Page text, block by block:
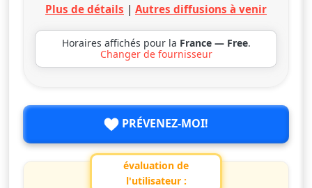
Plus de détails | Autres diffusions à venir
Horaires affichés pour la France — Free.
Changer de fournisseur
PRÉVENEZ-MOI!
évaluation de
l'utilisateur :